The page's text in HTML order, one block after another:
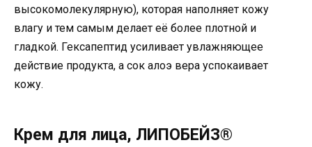
высокомолекулярную), которая наполняет кожу
влагу и тем самым делает её более плотной и
гладкой. Гексапептид усиливает увлажняющее
действие продукта, а сок алоэ вера успокаивает
кожу.
Крем для лица, ЛИПОБЕЙЗ®